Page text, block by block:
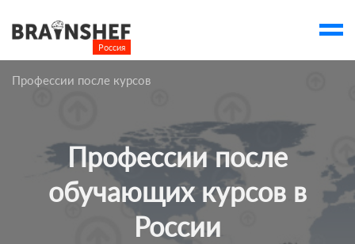
Россия
Компании
Профессии
Профессии после курсов
Профессии после
обучающих курсов в
России